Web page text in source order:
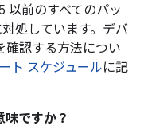
以前のすべてのパッ
処しています。デバ
確認する方法につい
ト スケジュールに記
ですか？